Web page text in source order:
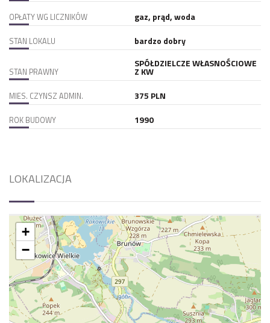
OPŁATY WG LICZNIKÓW gaz, prąd, woda
STAN LOKALU bardzo dobry
STAN PRAWNY
SPÓŁDZIELCZE WŁASNOŚCIOWE
Z KW
MIES. CZYNSZ ADMIN. 375 PLN
ROK BUDOWY 1990
LOKALIZACJA
+
−